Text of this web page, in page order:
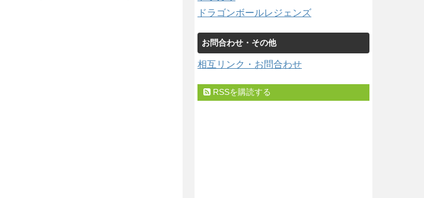
ドラゴンボールレジェンズ
お問合わせ・その他
相互リンク・お問合わせ
RSSを購読する